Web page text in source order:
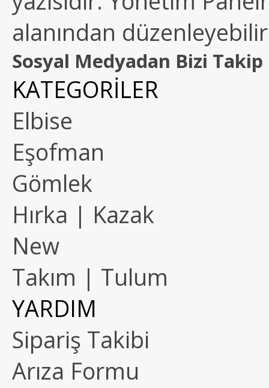
alanından
Sosyal Medyadan Bizi Takip
KATEGORİLER
Elbise
Eşofman
Gömlek
Hırka | Kazak
New
Takım | Tulum
YARDIM
Sipariş Takibi
Arıza Formu